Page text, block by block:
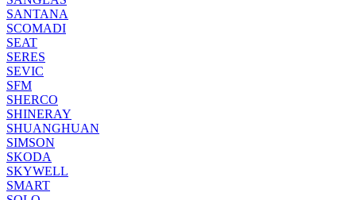
SANTANA
SCOMADI
SEAT
SERES
SEVIC
SFM
SHERCO
SHINERAY
SHUANGHUAN
SIMSON
SKODA
SKYWELL
SMART